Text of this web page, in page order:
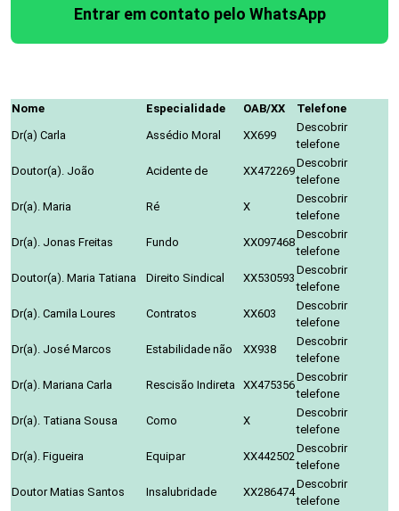
Entrar em contato pelo WhatsApp
Nome Especialidade OAB/XX
Telefone
Dr(a) Carla
Assédio Moral XX699
Descobrir
telefone
Doutor(a). João
Acidente de XX472269
Descobrir
telefone
Dr(a). Maria
Ré X
Descobrir
telefone
Dr(a). Jonas Freitas
Fundo XX097468
Descobrir
telefone
Doutor(a). Maria Tatiana
Direito Sindical XX530593
Descobrir
telefone
Dr(a). Camila Loures
Contratos XX603
Descobrir
telefone
Dr(a). José Marcos
Estabilidade não XX938
Descobrir
telefone
Dr(a). Mariana Carla
Rescisão Indireta XX475356
Descobrir
telefone
Dr(a). Tatiana Sousa
Como X
Descobrir
telefone
Dr(a). Figueira
Equipar XX442502
Descobrir
telefone
Doutor Matias Santos
Insalubridade XX286474
Descobrir
telefone